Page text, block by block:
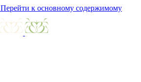
Перейти к основному содержимому